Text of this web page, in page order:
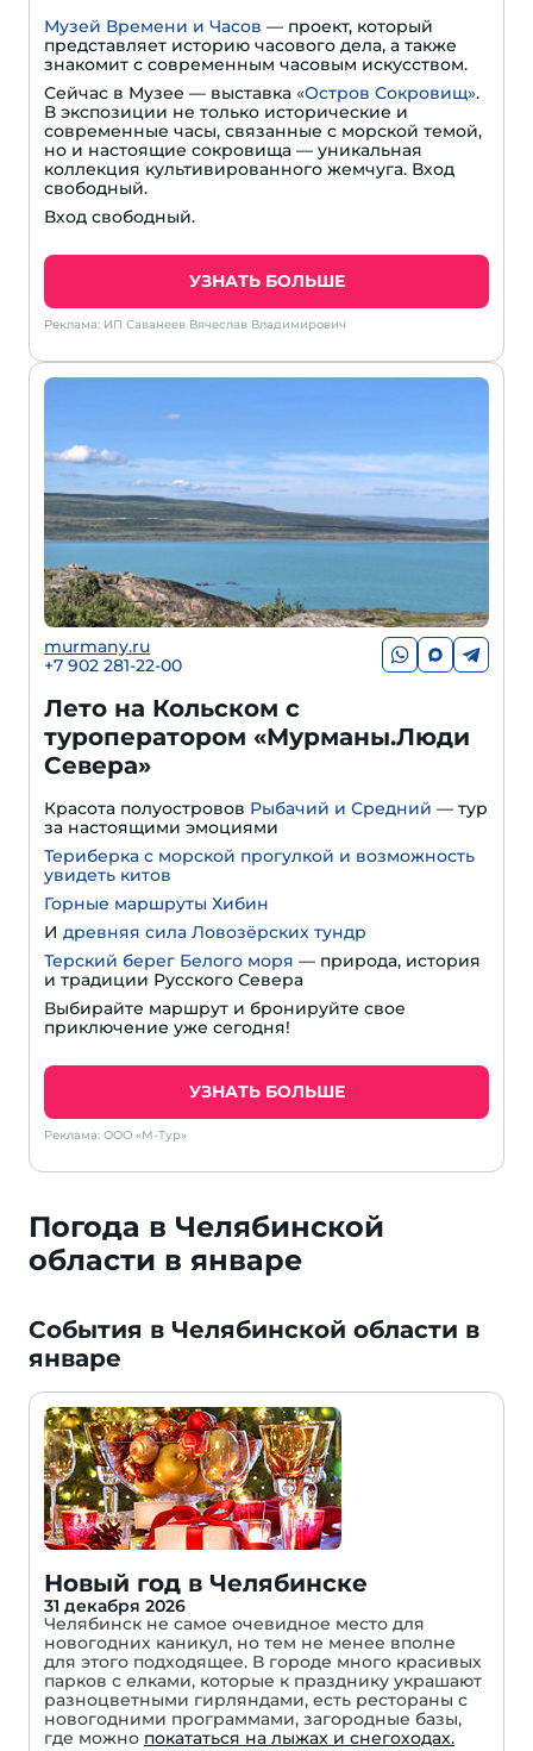
Музей Времени и Часов — проект, который
представляет историю часового дела, а также
знакомит с современным часовым искусством.
Сейчас в Музее — выставка «Остров Сокровищ».
В экспозиции не только исторические и
современные часы, связанные с морской темой,
но и настоящие сокровища — уникальная
коллекция культивированного жемчуга. Вход
свободный.
Вход свободный.
УЗНАТЬ БОЛЬШЕ
Реклама: ИП Саванеев Вячеслав Владимирович
murmany.ru
+7 902 281-22-00
Лето на Кольском с
туроператором «Мурманы.Люди
Севера»
Красота полуостровов Рыбачий и Средний — тур
за настоящими эмоциями
Териберка с морской прогулкой и возможность
увидеть китов
Горные маршруты Хибин
И древняя сила Ловозёрских тундр
Терский берег Белого моря — природа, история
и традиции Русского Севера
Выбирайте маршрут и бронируйте свое
приключение уже сегодня!
УЗНАТЬ БОЛЬШЕ
Реклама: ООО «М-Тур»
Погода в Челябинской
области в январе
События в Челябинской области в
январе
Новый год в Челябинске
31 декабря 2026
Челябинск не самое очевидное место для
новогодних каникул, но тем не менее вполне
для этого подходящее. В городе много красивых
парков с елками, которые к празднику украшают
разноцветными гирляндами, есть рестораны с
новогодними программами, загородные базы,
где можно покататься на лыжах и снегоходах.